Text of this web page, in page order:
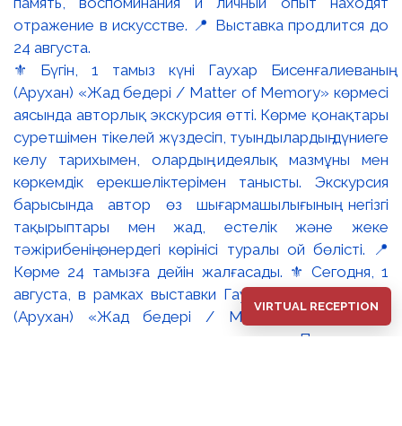
⚜️ Бүгін, 1 тамыз күні Гаухар Бисенғалиеваның
(Арухан) «Жад бедері / Matter of Memory» көрмесі
аясында авторлық экскурсия өтті. Көрме қонақтары
суретшімен тікелей жүздесіп, туындылардың дүниеге
келу тарихымен, олардың идеялық мазмұны мен
көркемдік ерекшеліктерімен танысты. Экскурсия
барысында автор өз шығармашылығының негізгі
тақырыптары мен жад, естелік және жеке
тәжірибенің өнердегі көрінісі туралы ой бөлісті. 📍
Көрме 24 тамызға дейін жалғасады. ⚜️ Сегодня, 1
августа, в рамках выставки Гаухар Бисенгалиевой
(Арухан) «Жад бедері / Matter of Memory»
состоялась авторская экскурсия. Посетители
VIRTUAL RECEPTION